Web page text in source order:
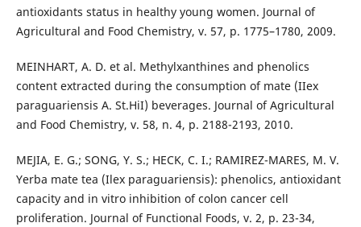
antioxidants status in healthy young women. Journal of
Agricultural and Food Chemistry, v. 57, p. 1775–1780, 2009.
MEINHART, A. D. et al. Methylxanthines and phenolics
content extracted during the consumption of mate (IIex
paraguariensis A. St.HiI) beverages. Journal of Agricultural
and Food Chemistry, v. 58, n. 4, p. 2188-2193, 2010.
MEJIA, E. G.; SONG, Y. S.; HECK, C. I.; RAMIREZ-MARES, M. V.
Yerba mate tea (Ilex paraguariensis): phenolics, antioxidant
capacity and in vitro inhibition of colon cancer cell
proliferation. Journal of Functional Foods, v. 2, p. 23-34,